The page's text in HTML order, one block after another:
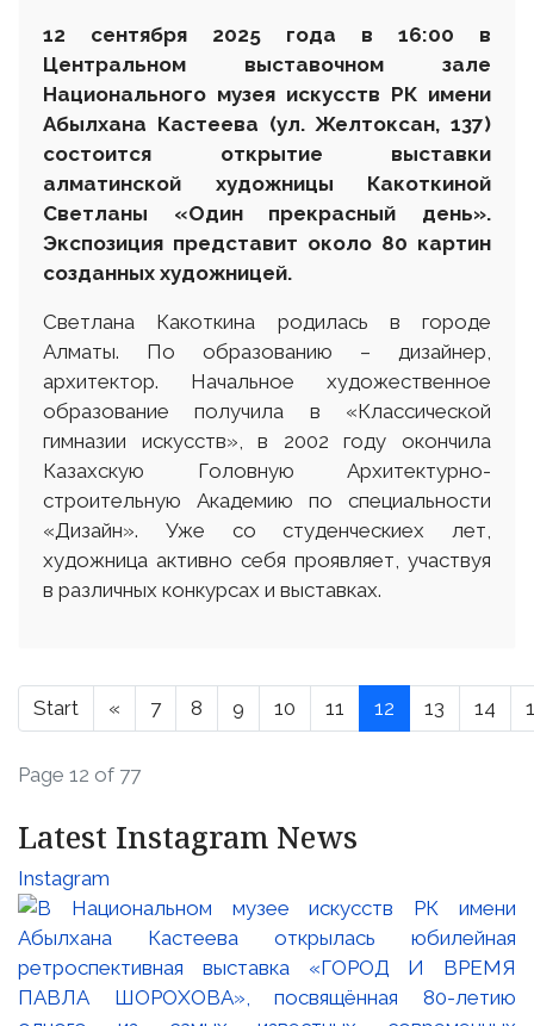
12 сентября 2025 года в 16:00 в
Центральном выставочном зале
Национального музея искусств РК имени
Абылхана Кастеева (ул. Желтоксан, 137)
состоится открытие выставки
алматинской художницы Какоткиной
Светланы «Один прекрасный день».
Экспозиция представит около 80 картин
созданных художницей.
Светлана Какоткина родилась в городе
Алматы. По образованию – дизайнер,
архитектор. Начальное художественное
образование получила в «Классической
гимназии искусств», в 2002 году окончила
Казахскую Головную Архитектурно-
строительную Академию по специальности
«Дизайн». Уже со студенческиех лет,
художница активно себя проявляет, участвуя
в различных конкурсах и выставках.
Start « 7 8 9 10 11 12 13 14
Page 12 of 77
Latest Instagram News
Instagram